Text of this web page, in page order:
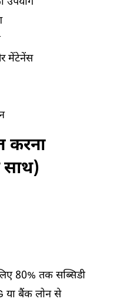
मेंटेनेंस
करना
80% तक सब्सिडी
या बैंक लोन से